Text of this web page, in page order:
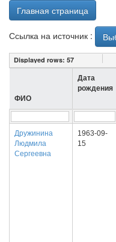
Главная страница
Ссылка на источник :
Displayed rows: 57
ФИО
Дата
рождения
Дружинина
Людмила
Сергеевна
1963-09-
15